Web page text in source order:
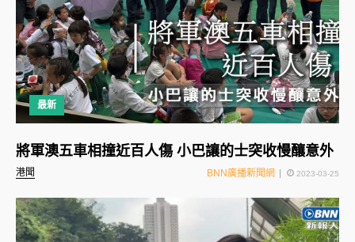
最新
港聞
將軍澳五車相撞近百人傷 小巴讓的士突收慢釀意外
BNN廣播新聞網 2023-03-25